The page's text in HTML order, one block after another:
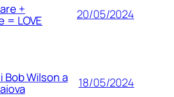
+
= LOVE 20/05/2024
Bob Wilson a 18/05/2024